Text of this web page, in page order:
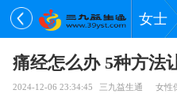
女士
痛经怎么办 5种方法
2024-12-06 23:34:45 三九益生通 女性